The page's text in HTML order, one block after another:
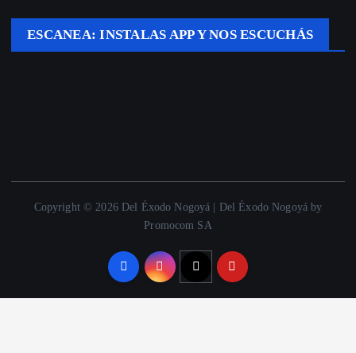
ESCANEA: INSTALAS APP Y NOS ESCUCHÁS
Copyright © 2026 Del Éxodo Nogoyá | Del Éxodo Nogoyá by
Promocom SA